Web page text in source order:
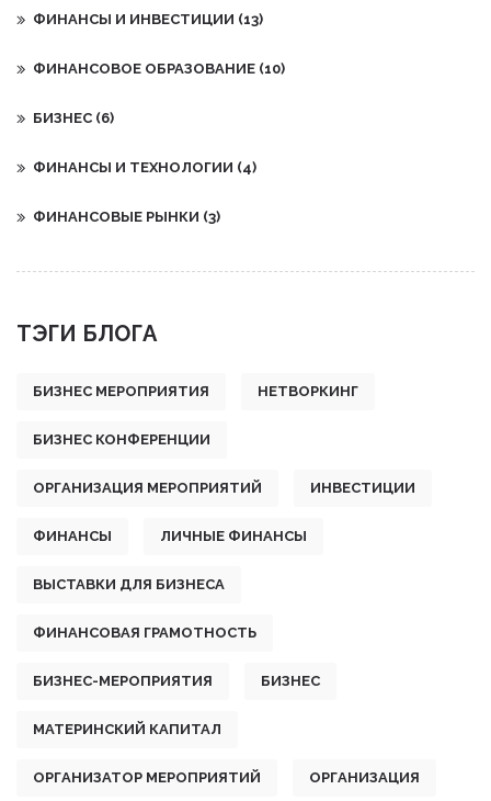
ФИНАНСЫ И ИНВЕСТИЦИИ (13)
ФИНАНСОВОЕ ОБРАЗОВАНИЕ (10)
БИЗНЕС (6)
ФИНАНСЫ И ТЕХНОЛОГИИ (4)
ФИНАНСОВЫЕ РЫНКИ (3)
ТЭГИ БЛОГА
БИЗНЕС МЕРОПРИЯТИЯ НЕТВОРКИНГ
БИЗНЕС КОНФЕРЕНЦИИ
ОРГАНИЗАЦИЯ МЕРОПРИЯТИЙ ИНВЕСТИЦИИ
ФИНАНСЫ ЛИЧНЫЕ ФИНАНСЫ
ВЫСТАВКИ ДЛЯ БИЗНЕСА
ФИНАНСОВАЯ ГРАМОТНОСТЬ
БИЗНЕС-МЕРОПРИЯТИЯ БИЗНЕС
МАТЕРИНСКИЙ КАПИТАЛ
ОРГАНИЗАТОР МЕРОПРИЯТИЙ ОРГАНИЗАЦИЯ